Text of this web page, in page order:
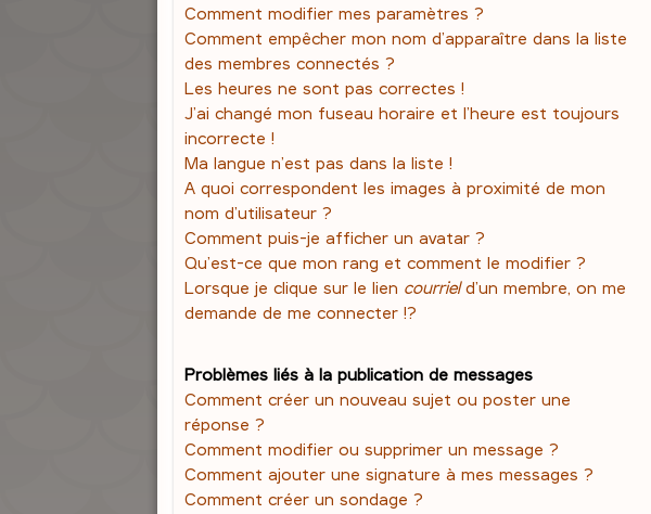
Comment modifier mes paramètres ?
Comment empêcher mon nom d’apparaître dans la liste
des membres connectés ?
Les heures ne sont pas correctes !
J’ai changé mon fuseau horaire et l’heure est toujours
incorrecte !
Ma langue n’est pas dans la liste !
A quoi correspondent les images à proximité de mon
nom d’utilisateur ?
Comment puis-je afficher un avatar ?
Qu’est-ce que mon rang et comment le modifier ?
Lorsque je clique sur le lien courrield’un membre, on me
demande de me connecter !?
Problèmes liés à la publication de messages
Comment créer un nouveau sujet ou poster une
réponse ?
Comment modifier ou supprimer un message ?
Comment ajouter une signature à mes messages ?
Comment créer un sondage ?